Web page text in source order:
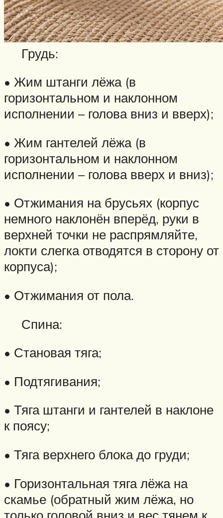
Грудь:
• Жим штанги лёжа (в
горизонтальном и наклонном
исполнении – голова вниз и вверх);
• Жим гантелей лёжа (в
горизонтальном и наклонном
исполнении – голова вверх и вниз);
• Отжимания на брусьях (корпус
немного наклонён вперёд, руки в
верхней точки не распрямляйте,
локти слегка отводятся в сторону от
корпуса);
• Отжимания от пола.
Спина:
• Становая тяга;
• Подтягивания;
• Тяга штанги и гантелей в наклоне
к поясу;
• Тяга верхнего блока до груди;
• Горизонтальная тяга лёжа на
скамье (обратный жим лёжа, но
только головой вниз и вес тянем к